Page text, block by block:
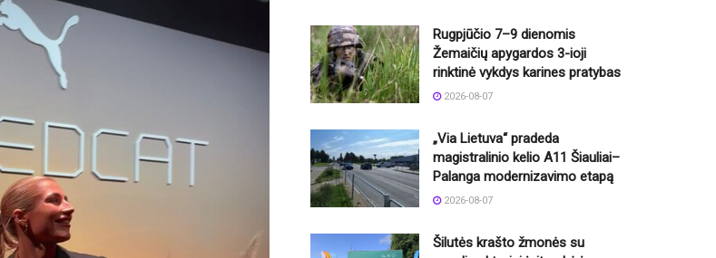
Rugpjūčio 7–9 dienomis
Žemaičių apygardos 3-ioji
rinktinė vykdys karines pratybas
2026-08-07
„Via Lietuva“ pradeda
magistralinio kelio A11 Šiauliai–
Palanga modernizavimo etapą
2026-08-07
Šilutės krašto žmonės su